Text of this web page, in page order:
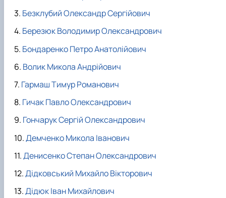
Безклубий Олександр Сергійович
Березюк Володимир Олександрович
Бондаренко Петро Анатолійович
Волик Микола Андрійович
Гармаш Тимур Романович
Гичак Павло Олександрович
Гончарук Сергій Олександрович
Демченко Микола Іванович
Денисенко Степан Олександрович
Дідковський Михайло Вікторович
Дідюк Іван Михайлович